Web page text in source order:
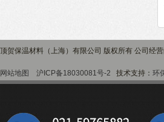
顶贺保温材料（上海）有限公司 版权所有 公司经
网站地图 沪ICP备18030081号-2 技术支持： 环